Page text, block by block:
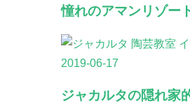
憧れのアマンリゾー
2019-06-17
ジャカルタの隠れ家